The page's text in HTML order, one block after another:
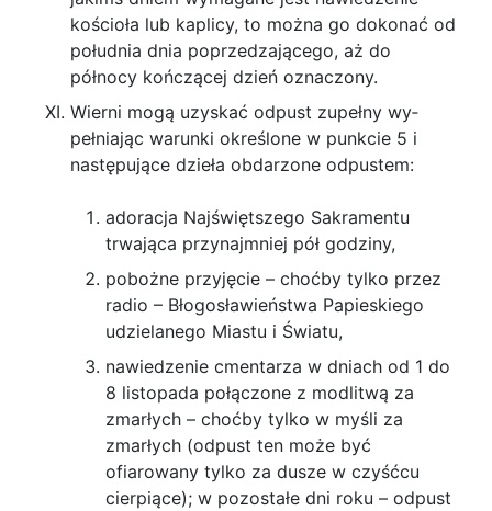
kościoła lub kaplicy, to można go dokonać od
południa dnia poprzedzającego, aż do
północy kończącej dzień oznaczony.
Wierni mogą uzyskać odpust zupełny wy­
pełniając warunki określone w punkcie 5 i
nastę­pujące dzieła obdarzone odpustem:
adoracja Najświętszego Sakramentu
trwająca przynajmniej pół godziny,
pobożne przyjęcie – choćby tylko przez
radio – Błogosławieństwa Papieskiego
udzielanego Mia­stu i Światu,
nawiedzenie cmentarza w dniach od 1 do
8 li­stopada połączone z modlitwą za
zmarłych – choćby tylko w myśli za
zmarłych (odpust ten może być
ofiarowany tylko za dusze w czyśćcu
cierpiące); w pozostałe dni roku – odpust